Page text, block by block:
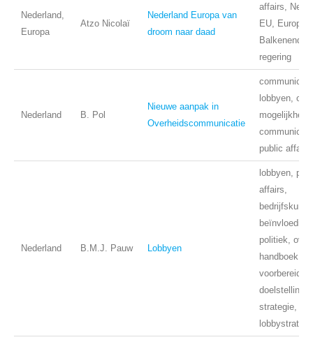
Nederland,
Europa
Atzo Nicolaï
Nederland Europa van
droom naar daad
affairs,
EU, Europa,
Balkenende,
regering
Nederland B. Pol
Nieuwe aanpak in
Overheidscommunicatie
lobbyen,
public affairs
Nederland B.M.J. Pauw Lobbyen
lobbyen,
affairs,
beïnvloeding,
politiek,
handboek,
doelstelling,
strategie,